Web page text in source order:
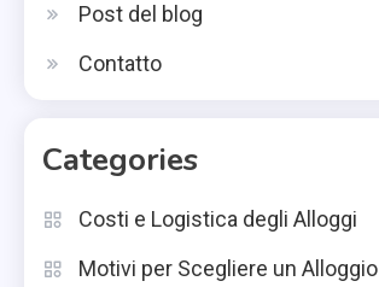
Post del blog
Contatto
Categories
Costi e Logistica degli Alloggi
Motivi per Scegliere un Alloggio